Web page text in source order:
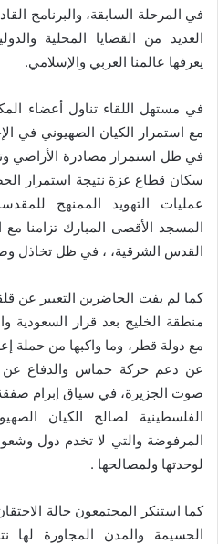
في المرحلة السابقة، والبرنامج
العديد من القضايا المحلية
يعرفها عالمنا العربي والإسلامي.
في مستهل اللقاء تناول أعضاء
مع استمرار الكيان الصهيوني في
في ظل استمرار مصادرة الأراضي
سكان قطاع غزة نتيجة استمرار
عمليات التهويد الممنهج
المسجد الأقصى المبارك تزامنا
القدس الشرقية، ، في ظل
كما لم يفت الحاضرين التعبير عن
منطقة الخليج بعد قرار السعودية
مع دولة قطر، وما واكبها من حملة
عن دعم حركة حماس والدفاع عن
صوت الجزيرة، في سياق إبرام
الفلسطينية لصالح الكيان
المرفوضة والتي لا تخدم دول
لوحدتها ولمصالحها .
كما استنكر المجتمعون حالة
الحسيمة والمدن المجاورة لها